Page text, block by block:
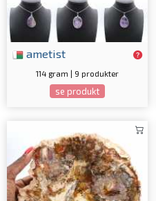
ametist
114 gram | 9 produkter
se produkt